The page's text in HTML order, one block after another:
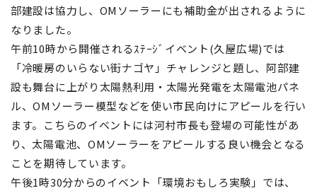
部建設は協力し、OMソーラーにも補助金が出されるように
なりました。
午前10時から開催されるｽﾃｰｼﾞイベント(久屋広場)では
「冷暖房のいらない街ナゴヤ」チャレンジと題し、阿部建
設も舞台に上がり太陽熱利用・太陽光発電を太陽電池パネ
ル、OMソーラー模型などを使い市民向けにアピールを行い
ます。こちらのイベントには河村市長も登場の可能性があ
り、太陽電池、OMソーラーをアピールする良い機会となる
ことを期待しています。
午後1時30分からのイベント「環境おもしろ実験」では、